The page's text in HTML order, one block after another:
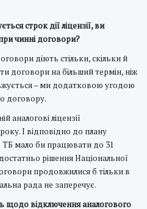
строк дії ліцензії, ви
чинні договори?
діють стільки, скільки й
договори на більший термін, ніж
– ми додатковою угодою
договору.
аналогові ліцензії
І відповідно до плану
ТБ мало би працювати до 31
рішення Національної
продовжилися б тільки в
рада не заперечує.
щодо відключення аналогового